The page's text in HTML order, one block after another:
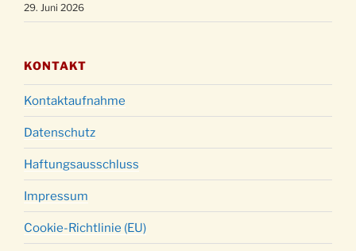
29. Juni 2026
KONTAKT
Kontaktaufnahme
Datenschutz
Haftungsausschluss
Impressum
Cookie-Richtlinie (EU)